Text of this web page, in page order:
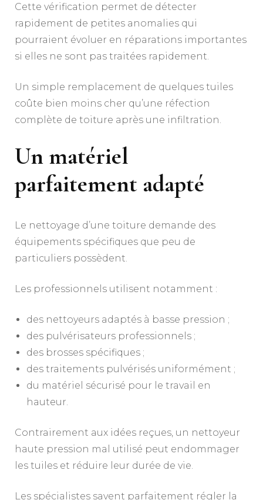
Cette vérification permet de détecter
rapidement de petites anomalies qui
pourraient évoluer en réparations importantes
si elles ne sont pas traitées rapidement.
Un simple remplacement de quelques tuiles
coûte bien moins cher qu’une réfection
complète de toiture après une infiltration.
Un matériel
parfaitement adapté
Le nettoyage d’une toiture demande des
équipements spécifiques que peu de
particuliers possèdent.
Les professionnels utilisent notamment :
des nettoyeurs adaptés à basse pression ;
des pulvérisateurs professionnels ;
des brosses spécifiques ;
des traitements pulvérisés uniformément ;
du matériel sécurisé pour le travail en
hauteur.
Contrairement aux idées reçues, un nettoyeur
haute pression mal utilisé peut endommager
les tuiles et réduire leur durée de vie.
Les spécialistes savent parfaitement régler la